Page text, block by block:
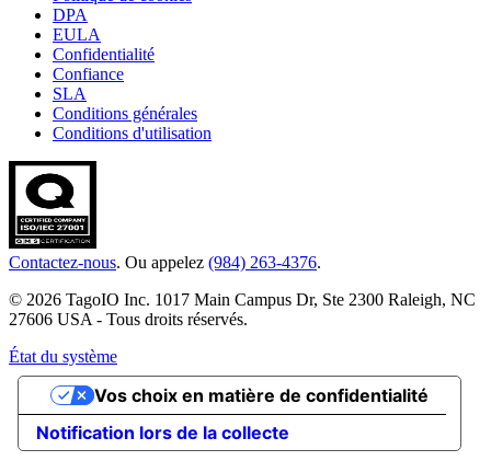
DPA
EULA
Confidentialité
Confiance
SLA
Conditions générales
Conditions d'utilisation
Contactez-nous. Ou appelez (984) 263-4376.
© 2026 TagoIO Inc. 1017 Main Campus Dr, Ste 2300 Raleigh, NC
27606 USA - Tous droits réservés.
État du système
Notification lors de la collecte
Vos choix en matière de confidentialité